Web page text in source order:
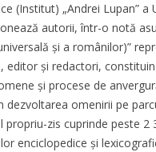
(Institut) „Andrei Lupan” a
autorii, într-o notă
și a românilor)”
editor și redactori,
și procese de
dezvoltarea omenirii pe
propriu-zis cuprinde peste
enciclopedice și